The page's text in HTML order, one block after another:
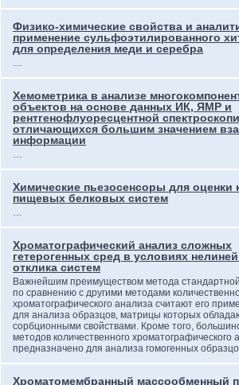
Физико-химические свойства и
применение сульфоэтилированного
для определения меди и серебра
…
Хемометрика в анализе
объектов на основе данных ИК, ЯМР и
рентгенофлуоресцентной
отличающихся большим значением
информации
…
Химические пьезосенсоры для оценки
пищевых белковых систем
…
Хроматографический анализ сложных
гетерогенных сред в условиях
отклика систем
Важнейшим преимуществом метода
по сравнению с другими методами
хроматографического анализа считают его
для анализа образцов, матрицы которых
сорбционными свойствами. Кроме того,
методов количественного хроматографического
предназначено для анализа гомогенных
Хроматомембранный массообменный